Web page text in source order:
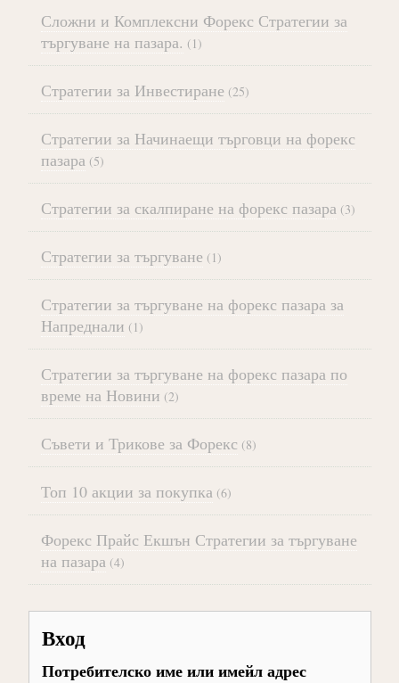
Сложни и Комплексни Форекс Стратегии за
търгуване на пазара. (1)
Стратегии за Инвестиране (25)
Стратегии за Начинаещи търговци на форекс
пазара (5)
Стратегии за скалпиране на форекс пазара (3)
Стратегии за търгуване (1)
Стратегии за търгуване на форекс пазара за
Напреднали (1)
Стратегии за търгуване на форекс пазара по
време на Новини (2)
Съвети и Трикове за Форекс (8)
Топ 10 акции за покупка (6)
Форекс Прайс Екшън Стратегии за търгуване
на пазара (4)
Вход
Потребителско име или имейл адрес